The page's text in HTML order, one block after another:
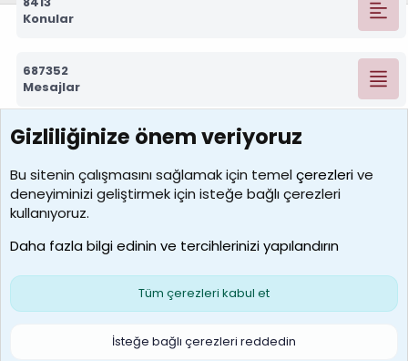
Konular
687352
Mesajlar
7392
Kullanıcılar
MosesBrownHayranı
Son üye
Çerezler
S
Gizliliğinize önem veriyoruz
Bu sitenin çalışmasını sağlamak için temelçerezlerive
deneyiminizi geliştirmek için isteğe bağlı çerezleri
kullanıyoruz.
Daha fazla bilgi edinin ve tercihlerinizi yapılandırın
Tüm çerezleri kabul et
İsteğe bağlı çerezleri reddedin